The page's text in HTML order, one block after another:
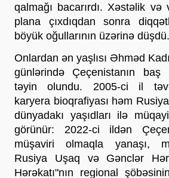
qalmağı bacarırdı. Xəstəlik
plana çıxdıqdan sonra
böyük oğullarının üzərinə düşdü.
Onlardan ən yaşlısı Əhməd
günlərində Çeçenistanın baş
təyin olundu. 2005-ci il
karyera bioqrafiyası həm
dünyadakı yaşıdları ilə
görünür: 2022-ci ildən
müşaviri olmaqla yanaşı,
Rusiya Uşaq və Gənclər
Hərəkatı"nın regional